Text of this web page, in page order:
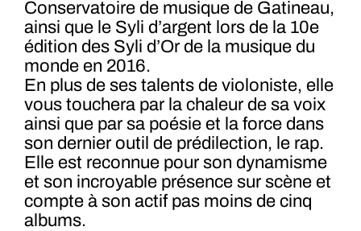
Conservatoire de musique de Gatineau,
ainsi que le Syli d’argent lors de la 10e
édition des Syli d’Or de la musique du
monde en 2016.
En plus de ses talents de violoniste, elle
vous touchera par la chaleur de sa voix
ainsi que par sa poésie et la force dans
son dernier outil de prédilection, le rap.
Elle est reconnue pour son dynamisme
et son incroyable présence sur scène et
compte à son actif pas moins de cinq
albums.